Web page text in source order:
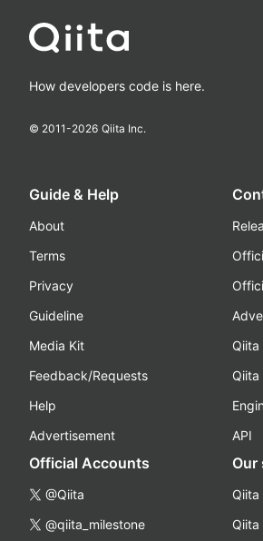
How developers code is here.
© 2011-2026 Qiita Inc.
Guide & Help
About
Terms
Privacy
Guideline
Media Kit
Feedback/Requests
Help
Advertisement
Qiita
Qiita
API
Official Accounts
@Qiita
@qiita_milestone
Our
Qiita
Qiita